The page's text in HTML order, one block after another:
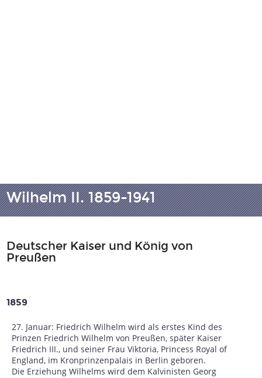
Wilhelm II. 1859-1941
Deutscher Kaiser und König von
Preußen
1859
27. Januar: Friedrich Wilhelm wird als erstes Kind des
Prinzen Friedrich Wilhelm von Preußen, später Kaiser
Friedrich III., und seiner Frau Viktoria, Princess Royal of
England, im Kronprinzenpalais in Berlin geboren.
Die Erziehung Wilhelms wird dem Kalvinisten Georg